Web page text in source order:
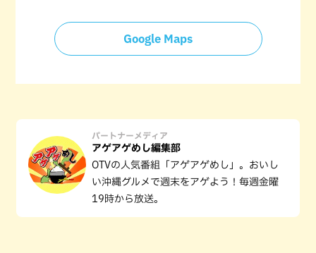
Google Maps
パートナーメディア
アゲアゲめし編集部
OTVの人気番組「アゲアゲめし」。おいし
い沖縄グルメで週末をアゲよう！毎週金曜
19時から放送。